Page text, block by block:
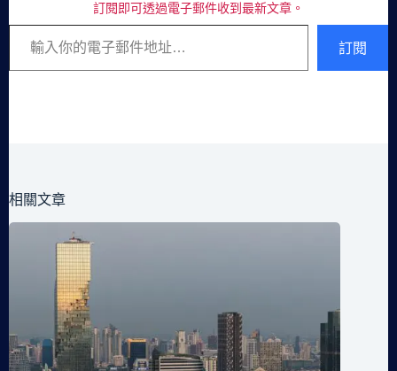
訂閱即可透過電子郵件收到最新文章。
輸入你的電子郵件地址…
訂閱
相關文章